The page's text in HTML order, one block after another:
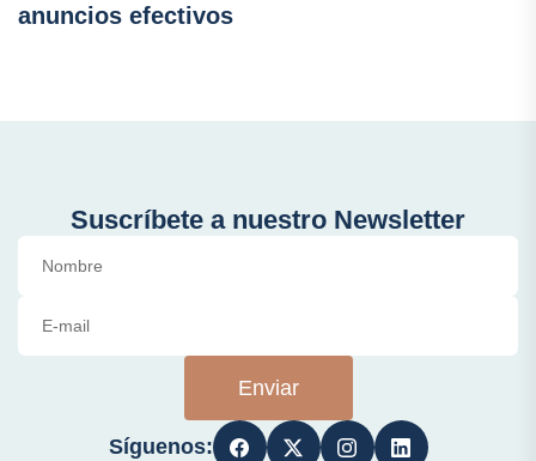
anuncios efectivos
Suscríbete a nuestro Newsletter
Enviar
Síguenos: